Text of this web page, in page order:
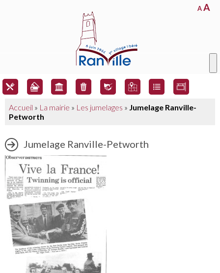
AA
Accueil » La mairie » Les jumelages » Jumelage Ranville-
Petworth
Jumelage Ranville-Petworth